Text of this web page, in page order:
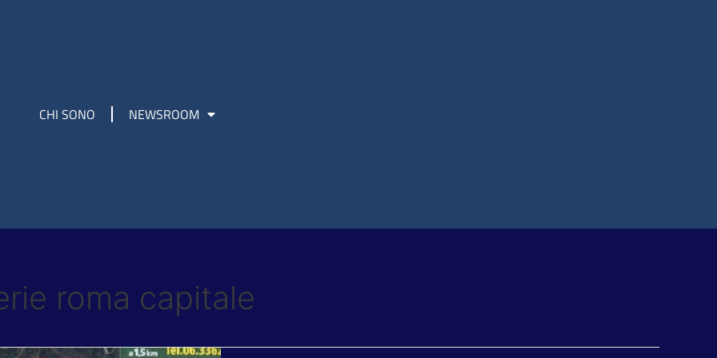
CHI SONO NEWSROOM
roma capitale